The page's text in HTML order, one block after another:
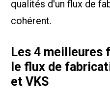
qualités d'un flux de
cohérent.
Les 4 meilleures
le flux de
et VKS